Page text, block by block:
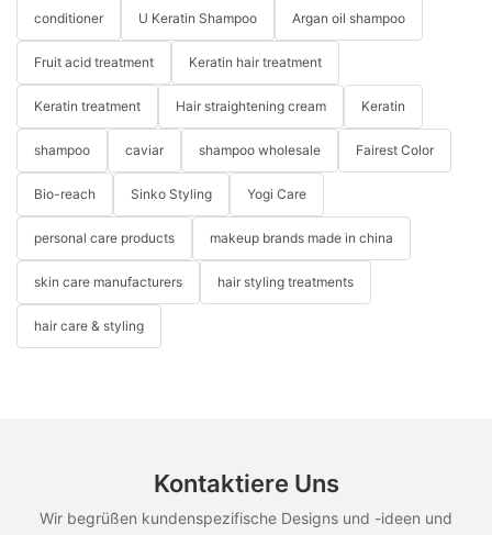
conditioner U Keratin Shampoo Argan oil shampoo
Fruit acid treatment Keratin hair treatment
Keratin treatment Hair straightening cream Keratin
shampoo caviar shampoo wholesale Fairest Color
Bio-reach Sinko Styling Yogi Care
personal care products makeup brands made in china
skin care manufacturers hair styling treatments
hair care & styling
Kontaktiere Uns
Wir begrüßen kundenspezifische Designs und -ideen und